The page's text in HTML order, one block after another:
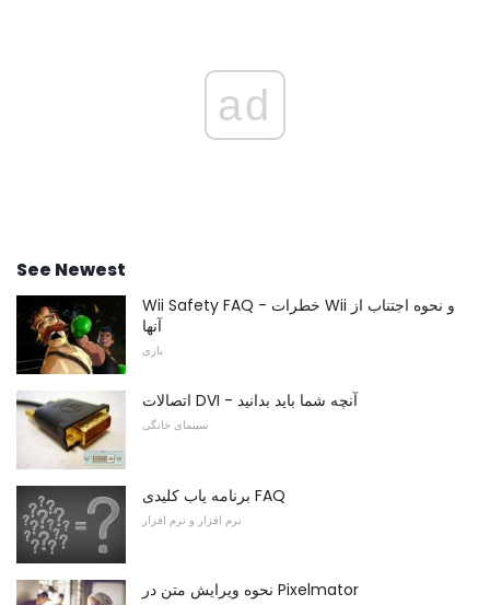
ad
See Newest
Wii Safety FAQ - خطرات Wii و نحوه اجتناب از
آنها
بازی
اتصالات DVI - آنچه شما باید بدانید
سینمای خانگی
برنامه یاب کلیدی FAQ
نرم افزار و نرم افزار
نحوه ویرایش متن در Pixelmator